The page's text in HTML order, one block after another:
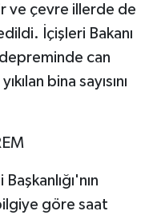
ve çevre illerde de
İçişleri Bakanı
can
bina sayısını
göre saat